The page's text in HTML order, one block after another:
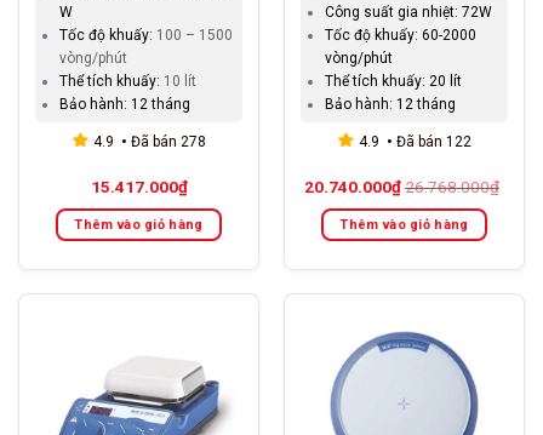
W
Tốc độ khuấy: 100 – 1500
vòng/phút
Thể tích khuấy: 10 lít
Bảo hành: 12 tháng
4.9 Đã bán 278
15.417.000₫
Thêm vào giỏ hàng
Công suất gia nhiệt:72W
Tốc độ khuấy:60-2000
vòng/phút
Thể tích khuấy:20 lít
Bảo hành: 12 tháng
4.9 Đã bán 122
20.740.000₫26.768.000₫
Thêm vào giỏ hàng